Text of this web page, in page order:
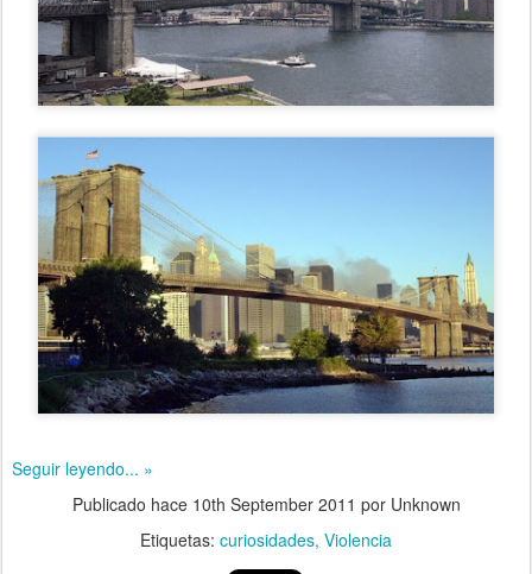
Seguir leyendo... »
Publicado hace 10th September 2011 por Unknown
Etiquetas: curiosidades Violencia